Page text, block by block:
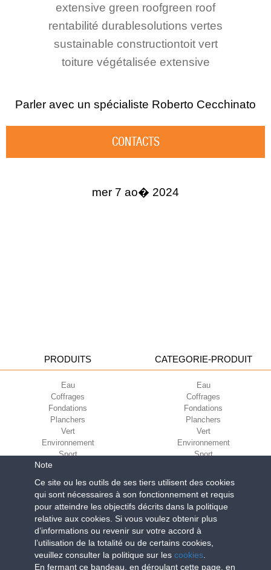
extensive green roofgreen roof
rentabilité durablesolutions vertes
sustainable constructiontoit vert
toiture végétalisée extensive
Parler avec un spécialiste Roberto Cecchinato
CONTACTS
mer 7 ao� 2024
PRODUITS
Eau
Coffrages
Fondations
Planchers
Vert
Environnement
Sport
CATEGORIE-PRODUIT
Eau
Coffrages
Fondations
Planchers
Vert
Environnement
Sport
CORPORATE
Conditions d’utilisation
Conditions de vente
À propos de nous
Newsletter
Green Building Council
Note
Ce site ou les outils de ses tiers utilisent des cookies
qui sont nécessaires à son fonctionnement et requis
pour atteindre les objectifs décrits dans la politique
relative aux cookies. Si vous voulez obtenir plus
d’informations ou revenir sur votre accord à
l’utilisation de la totalité ou de certains cookies,
veuillez consulter la politique sur les cookies
En fermant ce bandeau, en déroulant cette page, en